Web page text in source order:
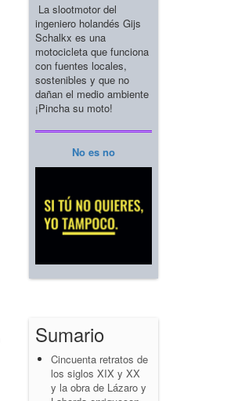
La slootmotor del
ingeniero holandés Gijs
Schalkx es una
motocicleta que funciona
con fuentes locales,
sostenibles y que no
dañan el medio ambiente
¡Pincha su moto!
No es no
Sumario
Cincuenta retratos de
los siglos XIX y XX
y la obra de Lázaro y